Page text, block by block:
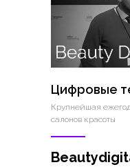
Цифровые
Крупнейшая
салонов красоты